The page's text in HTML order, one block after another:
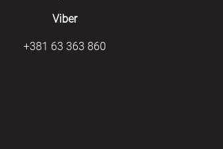
Viber
+381 63 363 860